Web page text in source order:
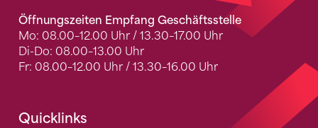
Öffnungszeiten Empfang Geschäftsstelle
Mo: 08.00–12.00 Uhr / 13.30–17.00 Uhr
Di-Do: 08.00–13.00 Uhr
Fr: 08.00–12.00 Uhr / 13.30–16.00 Uhr
Quicklinks